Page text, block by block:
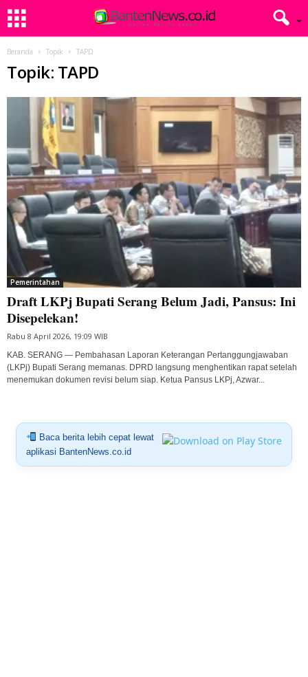
Beranda Topik TAPD
Topik: TAPD
Pemerintahan
Draft LKPj Bupati Serang Belum Jadi, Pansus: Ini
Disepelekan!
Rabu 8 April 2026, 19:09 WIB
KAB. SERANG — Pembahasan Laporan Keterangan Pertanggungjawaban
(LKPj) Bupati Serang memanas. DPRD langsung menghentikan rapat setelah
menemukan dokumen revisi belum siap. Ketua Pansus LKPj, Azwar...
Baca berita lebih cepat lewat
aplikasi BantenNews.co.id